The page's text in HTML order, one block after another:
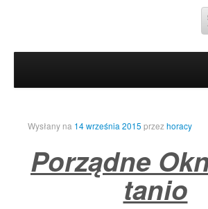
Przykładowa strona
Strona Główna
Wysłany na 14 września 2015 przezhoracy
Porządne
tanio